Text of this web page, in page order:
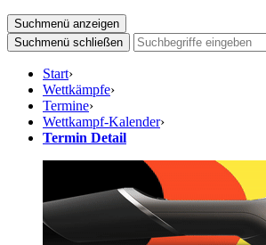
Suchmenü anzeigen
Suchmenü schließen
Start›
Wettkämpfe›
Termine›
Wettkampf-Kalender›
Termin Detail